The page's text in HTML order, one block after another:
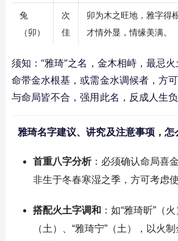
兔
（卯）
次
佳
卯为木之旺地，雅字得
才情外显，情缘美满。
须知：“雅琦”之名，金木相峙，最忌
命带金水根基，或需金水调候者，方
与命局皆不合，强用此名，反成人生负
雅琦名字建议、讲究及注意事项，怎
首重八字分析：必须确认命局喜
非生于冬春寒湿之季，方可考虑使
搭配火土字调和 ：如“雅琦昕”（
（土）、“雅琦宁”（土），以火